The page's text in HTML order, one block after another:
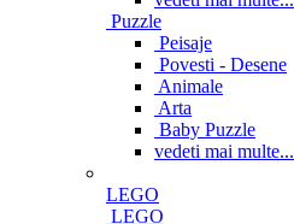
Puzzle
Peisaje
Povesti - Desene
Animale
Arta
Baby Puzzle
vedeti mai multe...
LEGO
LEGO